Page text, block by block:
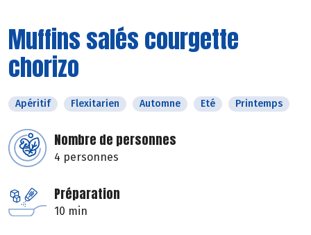
Muffins salés courgette
chorizo
Apéritif Flexitarien Automne Eté Printemps
Nombre de personnes
4 personnes
Préparation
10 min